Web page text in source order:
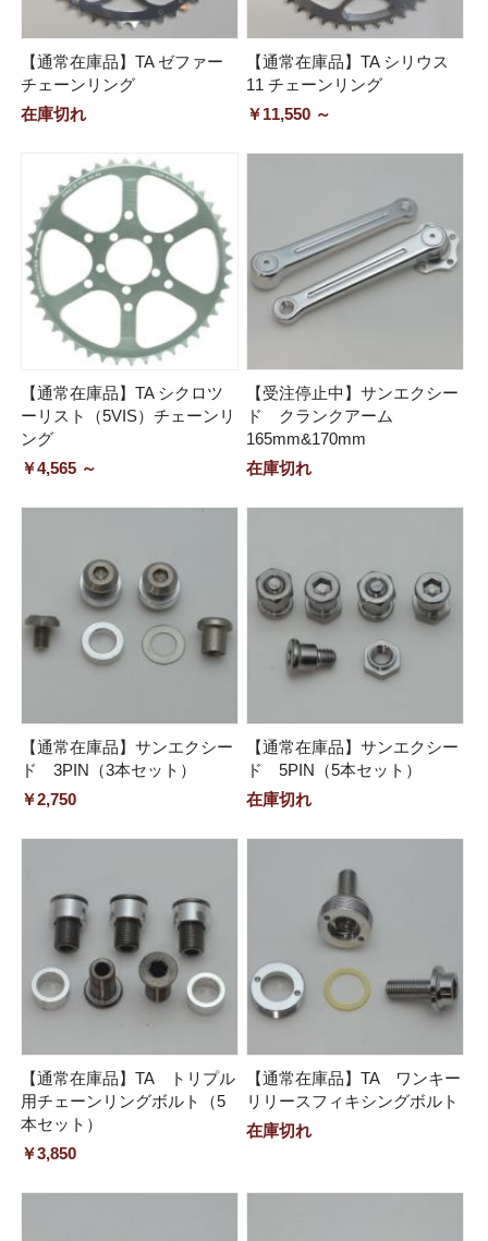
【通常在庫品】TA ゼファー
チェーンリング
在庫切れ
【通常在庫品】TA シリウス
11 チェーンリング
￥11,550 ～
【通常在庫品】TA シクロツ
ーリスト（5VIS）チェーンリ
ング
￥4,565 ～
【受注停止中】サンエクシー
ド クランクアーム
165mm&170mm
在庫切れ
【通常在庫品】サンエクシー
ド 3PIN（3本セット）
￥2,750
【通常在庫品】サンエクシー
ド 5PIN（5本セット）
在庫切れ
【通常在庫品】TA トリプル
用チェーンリングボルト（5
本セット）
￥3,850
【通常在庫品】TA ワンキー
リリースフィキシングボルト
在庫切れ